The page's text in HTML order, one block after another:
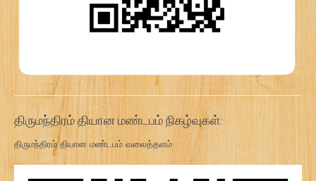
திருமந்திரம் தியான மண்டபம் நிகழ்வுகள்:
திருமந்திரம் தியான மண்டபம் வலைத்தளம்